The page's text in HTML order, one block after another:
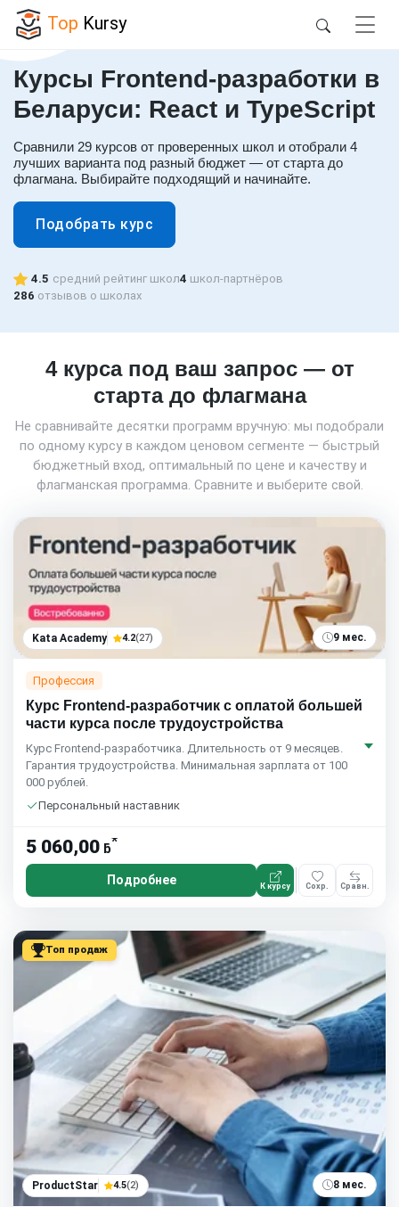
Top Kursy
Курсы Frontend-разработки в
Беларуси: React и TypeScript
Сравнили 29 курсов от проверенных школ и отобрали 4
лучших варианта под разный бюджет — от старта до
флагмана. Выбирайте подходящий и начинайте.
Подобрать курс
4.5 средний рейтинг школ4 школ-партнёров
286 отзывов о школах
4 курса под ваш запрос — от
старта до флагмана
Не сравнивайте десятки программ вручную: мы подобрали
по одному курсу в каждом ценовом сегменте — быстрый
бюджетный вход, оптимальный по цене и качеству и
флагманская программа. Сравните и выберите свой.
Kata Academy 4.2(27) 9 мес.
Профессия
Курс Frontend-разработчик с оплатой большей
части курса после трудоустройства
Курс Frontend-разработчика. Длительность от 9 месяцев.
Гарантия трудоустройства. Минимальная зарплата от 100
000 рублей.
Персональный наставник
5 060,00 ƃ*
Подробнее К курсу Сохр. Сравн.
Топ продаж
ProductStar 4.5(2) 8 мес.